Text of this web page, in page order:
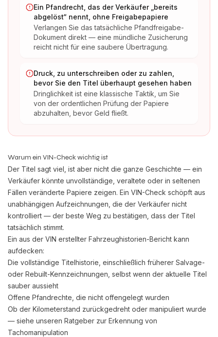
Ein Pfandrecht, das der Verkäufer „bereits
abgelöst“ nennt, ohne Freigabepapiere
Verlangen Sie das tatsächliche Pfandfreigabe-
Dokument direkt — eine mündliche Zusicherung
reicht nicht für eine saubere Übertragung.
Druck, zu unterschreiben oder zu zahlen,
bevor Sie den Titel überhaupt gesehen haben
Dringlichkeit ist eine klassische Taktik, um Sie
von der ordentlichen Prüfung der Papiere
abzuhalten, bevor Geld fließt.
Warum ein VIN-Check wichtig ist
Der Titel sagt viel, ist aber nicht die ganze Geschichte — ein
Verkäufer könnte unvollständige, veraltete oder in seltenen
Fällen veränderte Papiere zeigen. Ein VIN-Check schöpft aus
unabhängigen Aufzeichnungen, die der Verkäufer nicht
kontrolliert — der beste Weg zu bestätigen, dass der Titel
tatsächlich stimmt.
Ein aus der VIN erstellter Fahrzeughistorien-Bericht kann
aufdecken:
Die vollständige Titelhistorie, einschließlich früherer Salvage-
oder Rebuilt-Kennzeichnungen, selbst wenn der aktuelle Titel
sauber aussieht
Offene Pfandrechte, die nicht offengelegt wurden
Ob der Kilometerstand zurückgedreht oder manipuliert wurde
— siehe unseren Ratgeber zur Erkennung von
Tachomanipulation